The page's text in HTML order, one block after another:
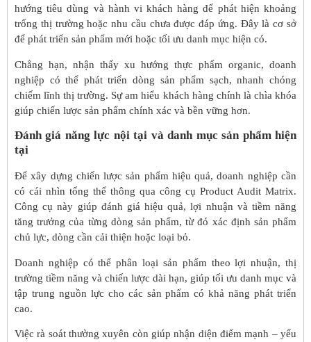
hướng tiêu dùng và hành vi khách hàng để phát hiện khoảng
trống thị trường hoặc nhu cầu chưa được đáp ứng. Đây là cơ sở
để phát triển sản phẩm mới hoặc tối ưu danh mục hiện có.
Chẳng hạn, nhận thấy xu hướng thực phẩm organic, doanh
nghiệp có thể phát triển dòng sản phẩm sạch, nhanh chóng
chiếm lĩnh thị trường. Sự am hiểu khách hàng chính là chìa khóa
giúp chiến lược sản phẩm chính xác và bền vững hơn.
Đánh giá năng lực nội tại và danh mục sản phẩm hiện
tại
Để xây dựng chiến lược sản phẩm hiệu quả, doanh nghiệp cần
có cái nhìn tổng thể thông qua công cụ Product Audit Matrix.
Công cụ này giúp đánh giá hiệu quả, lợi nhuận và tiềm năng
tăng trưởng của từng dòng sản phẩm, từ đó xác định sản phẩm
chủ lực, dòng cần cải thiện hoặc loại bỏ.
Doanh nghiệp có thể phân loại sản phẩm theo lợi nhuận, thị
trường tiềm năng và chiến lược dài hạn, giúp tối ưu danh mục và
tập trung nguồn lực cho các sản phẩm có khả năng phát triển
cao.
Việc rà soát thường xuyên còn giúp nhận diện điểm mạnh – yếu